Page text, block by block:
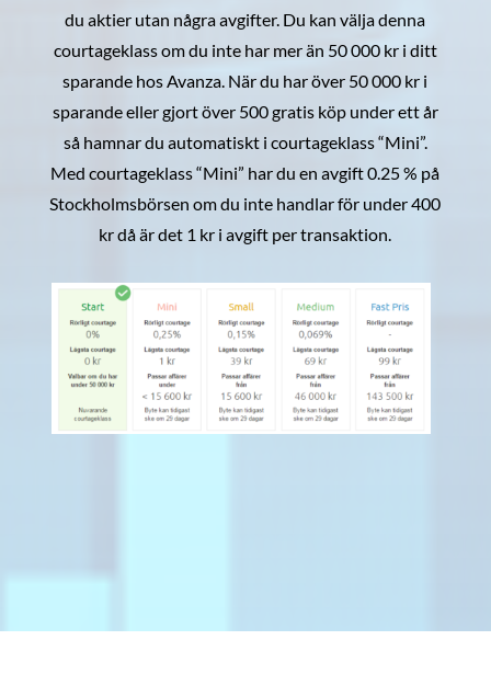
du aktier utan några avgifter. Du kan välja denna
courtageklass om du inte har mer än 50 000 kr i ditt
sparande hos Avanza. När du har över 50 000 kr i
sparande eller gjort över 500 gratis köp under ett år
så hamnar du automatiskt i courtageklass “Mini”.
Med courtageklass “Mini” har du en avgift 0.25 % på
Stockholmsbörsen om du inte handlar för under 400
kr då är det 1 kr i avgift per transaktion.